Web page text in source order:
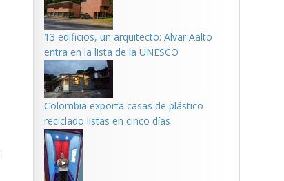
13 edificios, un arquitecto: Alvar Aalto
entra en la lista de la UNESCO
Colombia exporta casas de plástico
reciclado listas en cinco días